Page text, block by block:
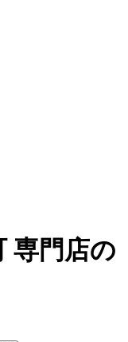
専門店の